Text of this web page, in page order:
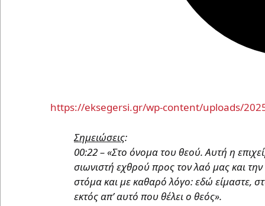
https://eksegersi.gr/wp-content/uploads/
Σημειώσεις:
00:22 – «Στο όνομα του θεού. Αυτή η
σιωνιστή εχθρού προς τον λαό μας και
στόμα και με καθαρό λόγο: εδώ είμαστε,
εκτός απ’ αυτό που θέλει ο θεός».